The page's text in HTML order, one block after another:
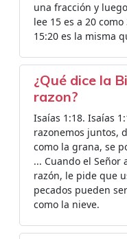
una fracción y
lee 15 es a 20
15:20 es la misma
¿Qué dice la
razon?
Isaías 1:18. Isaías
razonemos juntos,
como la grana, se
... Cuando el Señor
razón, le pide que
pecados pueden
como la nieve.